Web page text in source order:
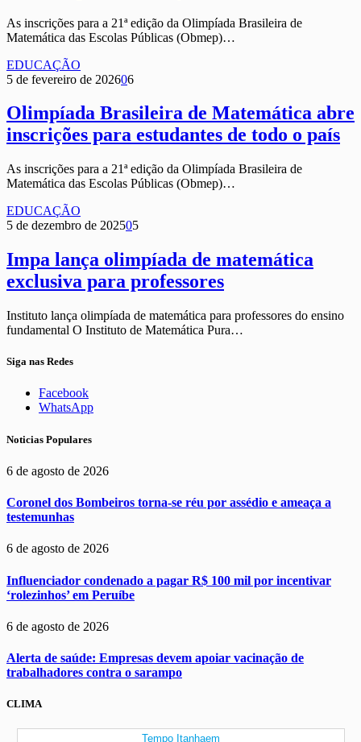
As inscrições para a 21ª edição da Olimpíada Brasileira de
Matemática das Escolas Públicas (Obmep)…
EDUCAÇÃO
5 de fevereiro de 202606
Olimpíada Brasileira de Matemática abre
inscrições para estudantes de todo o país
As inscrições para a 21ª edição da Olimpíada Brasileira de
Matemática das Escolas Públicas (Obmep)…
EDUCAÇÃO
5 de dezembro de 202505
Impa lança olimpíada de matemática
exclusiva para professores
Instituto lança olimpíada de matemática para professores do ensino
fundamental O Instituto de Matemática Pura…
Siga nas Redes
Facebook
WhatsApp
Noticias Populares
6 de agosto de 2026
Coronel dos Bombeiros torna-se réu por assédio e ameaça a
testemunhas
6 de agosto de 2026
Influenciador condenado a pagar R$ 100 mil por incentivar
‘rolezinhos’ em Peruíbe
6 de agosto de 2026
Alerta de saúde: Empresas devem apoiar vacinação de
trabalhadores contra o sarampo
CLIMA